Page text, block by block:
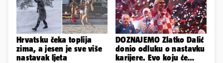
Hrvatsku čeka toplija
zima, a jesen je sve više
nastavak ljeta
DOZNAJEMO Zlatko Dalić
donio odluku o nastavku
karijere. Evo koju će